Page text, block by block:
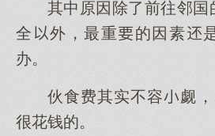
其中原因除了前往邻
全外，最重的因素
办。
伙食费其实不容觑
很花钱的。